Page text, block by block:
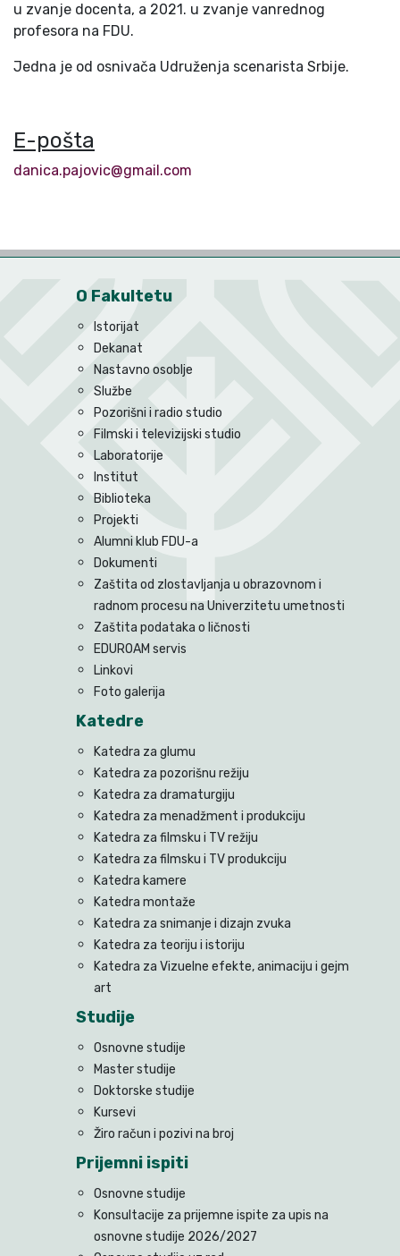
u zvanje docenta, a 2021. u zvanje vanrednog
profesora na FDU.
Jedna je od osnivača Udruženja scenarista Srbije.
E-pošta
danica.pajovic@gmail.com
O Fakultetu
Istorijat
Dekanat
Nastavno osoblje
Službe
Pozorišni i radio studio
Filmski i televizijski studio
Laboratorije
Institut
Biblioteka
Projekti
Alumni klub FDU-a
Dokumenti
Zaštita od zlostavljanja u obrazovnom i
radnom procesu na Univerzitetu umetnosti
Zaštita podataka o ličnosti
EDUROAM servis
Linkovi
Foto galerija
Katedre
Katedra za glumu
Katedra za pozorišnu režiju
Katedra za dramaturgiju
Katedra za menadžment i produkciju
Katedra za filmsku i TV režiju
Katedra za filmsku i TV produkciju
Katedra kamere
Katedra montaže
Katedra za snimanje i dizajn zvuka
Katedra za teoriju i istoriju
Katedra za Vizuelne efekte, animaciju i gejm
art
Studije
Osnovne studije
Master studije
Doktorske studije
Kursevi
Žiro račun i pozivi na broj
Prijemni ispiti
Osnovne studije
Konsultacije za prijemne ispite za upis na
osnovne studije 2026/2027